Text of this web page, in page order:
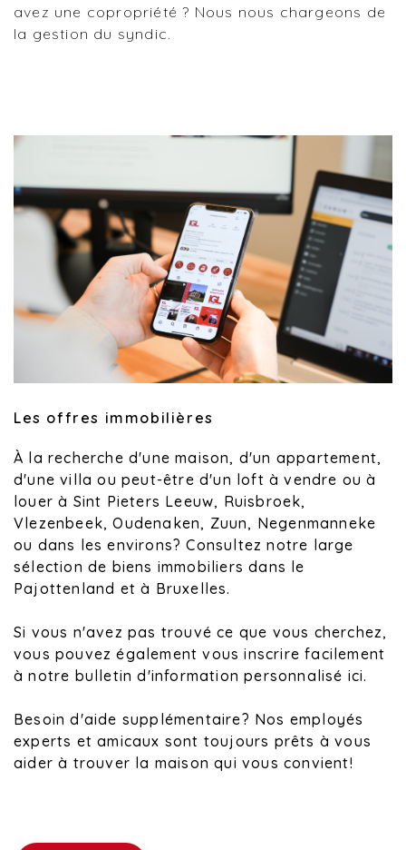
avez une copropriété ? Nous nous chargeons de
la gestion du syndic.
Les offres immobilières
À la recherche d'une maison, d'un appartement,
d'une villa ou peut-être d'un loft à vendre ou à
louer à Sint Pieters Leeuw, Ruisbroek,
Vlezenbeek, Oudenaken, Zuun, Negenmanneke
ou dans les environs? Consultez notre large
sélection de biens immobiliers dans le
Pajottenland et à Bruxelles.
Si vous n'avez pas trouvé ce que vous cherchez,
vous pouvez également vous inscrire facilement
à notre bulletin d'information personnalisé ici.
Besoin d'aide supplémentaire? Nos employés
experts et amicaux sont toujours prêts à vous
aider à trouver la maison qui vous convient!